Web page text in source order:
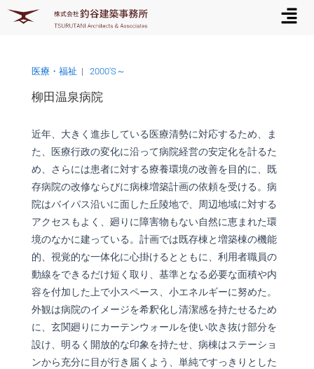
内
メ
ニ
医療・福祉 | 2000'S～
柳田温泉病院
近年、大きく進歩している医療清勢に対応するため、ま
た、医療行政の変化に沿って病院経営の安定化を計るた
め、さらには患者に対する療養環境の改善を目的に、既
存病院の改修ならびに病棟増築計画の依頼を受ける。病
院はバイパス沿いに面した丘陵地で、周辺地域に対する
アクセスもよく、廻りに障害物もない自然に恵まれた環
境のなかに建っている。計画では既存棟と増築棟の機能
的、視覚的な一体化に心掛けるとともに、利用者職員の
動線をできるだけ短く取り、基準となる必要な面積や内
容を付加した上で小スペース、小エネルギーに努めた。
外観は病院のイメージを希釈化し清潔感を持たせるため
に、玄関廻りにカーテンウォールを使い吹き抜け部分を
設け、明るく開放的な印象を持たせ、病棟はステーショ
ンから充分に目が行き届くよう、単純ですっきりとした